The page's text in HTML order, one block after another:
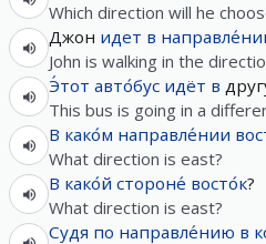
Which direction will he
Джон идет в
John is walking in the
Э́тот авто́бус идёт в
This bus is going in a
В како́м направле́нии
What direction is east?
В како́й стороне́ восто́к?
What direction is east?
Судя по направле́нию в